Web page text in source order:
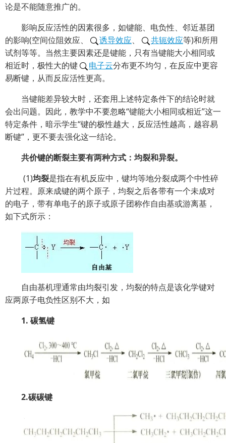
论是不能随意推广的。
影响反应活性的因素很多，如键能、电负性、邻近基团
的影响(空间位阻效应、
诱导效应、 共轭效应等)和所用
试剂等等。当然主要因素还是键能，只有当键能大小相同或
相近时，极性大的键
电子云分布更不均匀，在反应中更容
易断键，从而反应活性更高。
当键能差异较大时，还套用上述特定条件下的结论时就
会出问题。因此，教学中不要忽略“键能大小相同或相近”这一
特定条件，暗示学生“键的极性越大，反应活性越高，越容易
断键”，更不要去强化这一结论。
共价键的断裂主要有两种方式：均裂和异裂。
(1)均裂是指在有机反应中，键均等地分裂成两个中性碎
片过程。原来成键的两个原子，均裂之后各带有一个未成对
的电子，带有单电子的原子或原子团称作自由基或游离基，
如下式所示：
自由基机理通常由均裂引发，均裂的特点是该化学键对
应两原子电负性区别不大，如
1. 碳氢键
2.碳碳键